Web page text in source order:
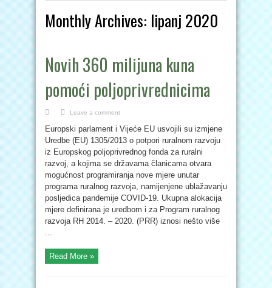
Monthly Archives: lipanj 2020
Novih 360 milijuna kuna
pomoći poljoprivrednicima
Leave a comment
Europski parlament i Vijeće EU usvojili su izmjene
Uredbe (EU) 1305/2013 o potpori ruralnom razvoju
iz Europskog poljoprivrednog fonda za ruralni
razvoj, a kojima se državama članicama otvara
mogućnost programiranja nove mjere unutar
programa ruralnog razvoja, namijenjene ublažavanju
posljedica pandemije COVID-19. Ukupna alokacija
mjere definirana je uredbom i za Program ruralnog
razvoja RH 2014. – 2020. (PRR) iznosi nešto više
...
Read More »